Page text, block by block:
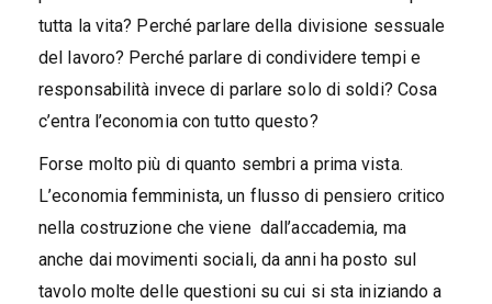
tutta la vita? Perché parlare della divisione sessuale
del lavoro? Perché parlare di condividere tempi e
responsabilità invece di parlare solo di soldi? Cosa
c’entra l’economia con tutto questo?
Forse molto più di quanto sembri a prima vista.
L’economia femminista, un flusso di pensiero critico
nella costruzione che viene dall’accademia, ma
anche dai movimenti sociali, da anni ha posto sul
tavolo molte delle questioni su cui si sta iniziando a